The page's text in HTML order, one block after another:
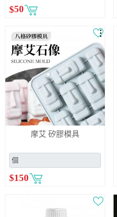
$50
摩艾 矽膠模具
$150